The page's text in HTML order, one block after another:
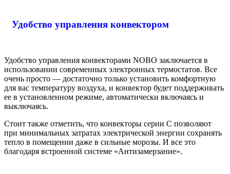
Удобство управления конвектором
Удобство управления конвекторами NOBO заключается в
использовании современных электронных термостатов. Все
очень просто — достаточно только установить комфортную
для вас температуру воздуха, и конвектор будет поддерживать
ее в установленном режиме, автоматически включаясь и
выключаясь.
Стоит также отметить, что конвекторы серии С позволяют
при минимальных затратах электрической энергии сохранять
тепло в помещении даже в сильные морозы. И все это
благодаря встроенной системе «Антизамерзание».